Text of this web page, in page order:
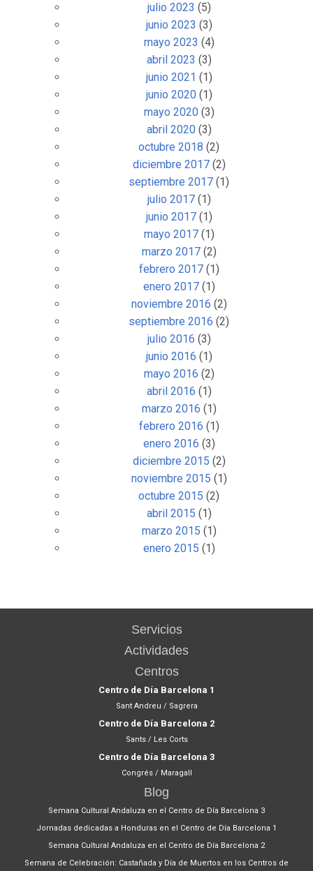
julio 2023 (5)
junio 2023 (3)
mayo 2023 (4)
abril 2023 (3)
junio 2021 (1)
junio 2020(1)
mayo 2020(3)
abril 2020(3)
octubre 2018 (2)
diciembre 2017(2)
septiembre 2017 (1)
julio 2017(1)
junio 2017(1)
mayo 2017(1)
marzo 2017(2)
febrero 2017(1)
enero 2017(1)
noviembre 2016 (2)
septiembre 2016 (2)
julio 2016 (3)
junio 2016 (1)
mayo 2016 (2)
abril 2016 (1)
marzo 2016 (1)
febrero 2016 (1)
enero 2016 (3)
diciembre 2015 (2)
noviembre 2015 (1)
octubre 2015 (2)
abril 2015 (1)
marzo 2015 (1)
enero 2015 (1)
Servicios
Actividades
Centros
Centro de Día Barcelona 1
Sant Andreu / Sagrera
Centro de Día Barcelona 2
Sants / Les Corts
Centro de Día Barcelona 3
Congrés / Maragall
Blog
Semana Cultural Andaluza en el Centro de Día Barcelona 3
Jornadas dedicadas a Honduras en el Centro de Día Barcelona 1
Semana Cultural Andaluza en el Centro de Día Barcelona 2
Semana de Celebración: Castañada y Día de Muertos en los Centros de